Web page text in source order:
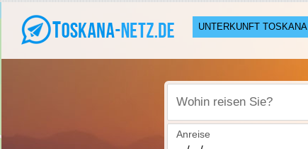
UNTERKUNFT TOSKANA
Wohin reisen Sie?
Anreise